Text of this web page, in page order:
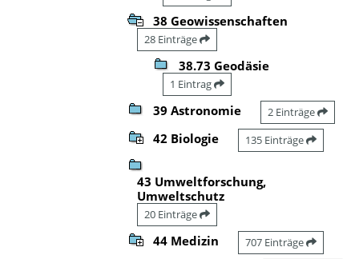
38 Geowissenschaften
28 Einträge
38.73 Geodäsie
1 Eintrag
39 Astronomie 2 Einträge
42 Biologie 135 Einträge
43 Umweltforschung,
Umweltschutz
20 Einträge
44 Medizin 707 Einträge